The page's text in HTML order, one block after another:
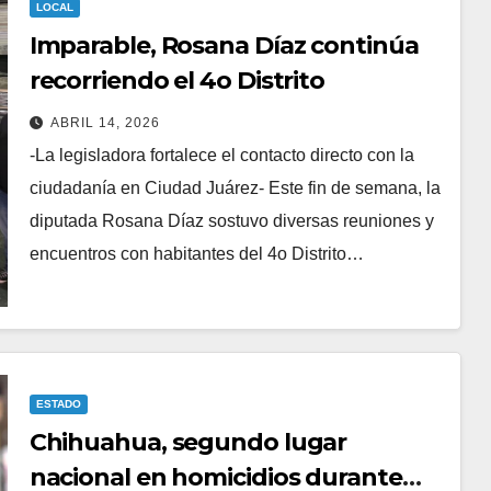
LOCAL
Imparable, Rosana Díaz continúa
recorriendo el 4o Distrito
ABRIL 14, 2026
-La legisladora fortalece el contacto directo con la
ciudadanía en Ciudad Juárez- Este fin de semana, la
diputada Rosana Díaz sostuvo diversas reuniones y
encuentros con habitantes del 4o Distrito…
ESTADO
Chihuahua, segundo lugar
nacional en homicidios durante
hombres que
contaban con orden
de aprehensión
vigente en distintos
sectores de la
localidad.
AGOSTO 5, 2026